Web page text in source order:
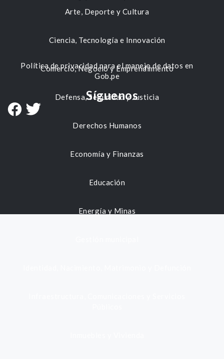
Arte, Deporte y Cultura
Ciencia, Tecnología e Innovación
Comercio, Negocio y Emprendimiento
Defensa, Seguridad y Justicia
Derechos Humanos
Economía y Finanzas
Educación
Energía y Minas
Política de privacidad para el manejo de datos en
Gob.pe
Síguenos